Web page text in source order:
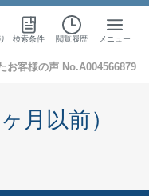
検索条件 閲覧履歴 メニュー
お客様の声 No.A004566879
月以前）